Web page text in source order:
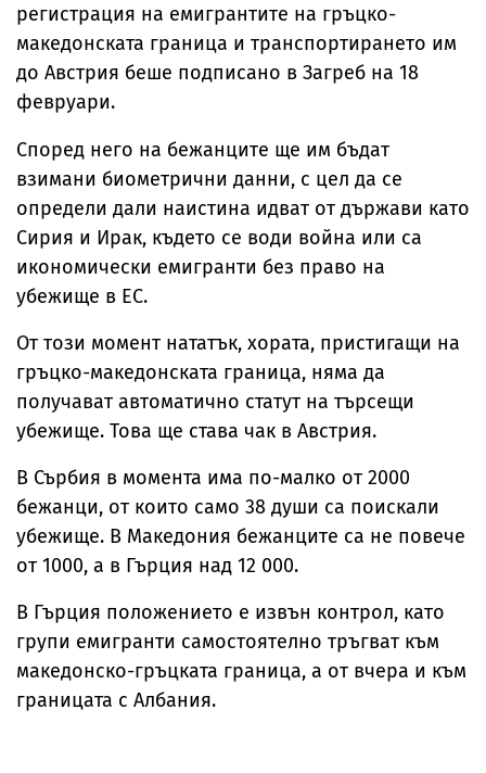
регистрация на емигрантите на гръцко-
македонската граница и транспортирането им
до Австрия беше подписано в Загреб на 18
февруари.
Според него на бежанците ще им бъдат
взимани биометрични данни, с цел да се
определи дали наистина идват от държави като
Сирия и Ирак, където се води война или са
икономически емигранти без право на
убежище в ЕС.
От този момент нататък, хората, пристигащи на
гръцко-македонската граница, няма да
получават автоматично статут на търсещи
убежище. Това ще става чак в Австрия.
В Сърбия в момента има по-малко от 2000
бежанци, от които само 38 души са поискали
убежище. В Македония бежанците са не повече
от 1000, а в Гърция над 12 000.
В Гърция положението е извън контрол, като
групи емигранти самостоятелно тръгват към
македонско-гръцката граница, а от вчера и към
границата с Албания.